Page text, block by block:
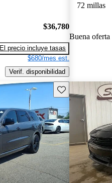
$36,780
El precio incluye tasas
$680/mes est.
Verif. disponibilidad
72 millas
Buena oferta
Guarda este Aviso